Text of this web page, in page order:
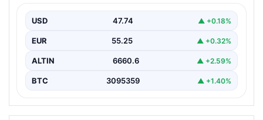
Hakkari'de jandarma ekipleri tarafından gerçekleştirilen
ve Jandarma İnsansız…
USD 47.74 ▲ +0.18%
EUR 55.25 ▲ +0.32%
ALTIN 6660.6 ▲ +2.59%
BTC 3095359 ▲ +1.40%